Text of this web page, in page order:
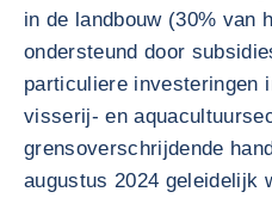
in de landbouw (30% van
ondersteund door
particuliere investeringen
visserij- en
grensoverschrijdende
augustus 2024 geleidelijk